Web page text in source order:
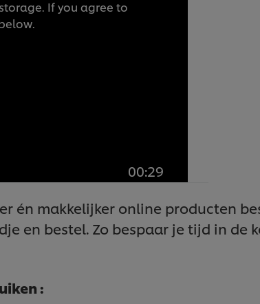
If you agree to
00:29
én makkelijker online producten
en bestel. Zo bespaar je tijd in de
: